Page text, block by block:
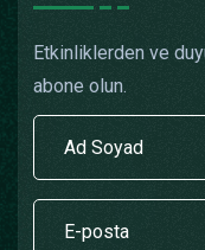
Etkinliklerden ve
abone olun.